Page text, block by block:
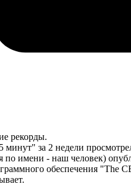
рекорды.
минут" за 2 недели
по имени - наш человек)
обеспечения "The